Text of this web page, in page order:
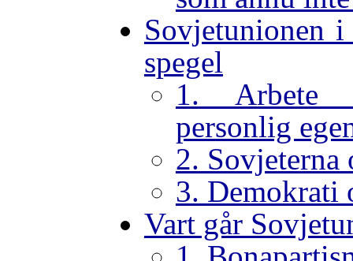
Sovjetunionen
spegel
1. Arbete
personlig
2. Sovjeterna
3. Demokrati
Vart går